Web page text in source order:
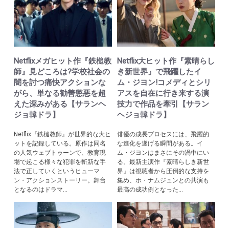
Netflixメガヒット作『鉄槌教
師』見どころは?学校社会の
闇を討つ痛快アクションな
がら、単なる勧善懲悪を超
えた深みがある【サランヘ
ジョ韓ドラ】
Netflix『鉄槌教師』が世界的な大ヒ
ットを記録している。原作は同名
の人気ウェブトゥーンで、教育現
場で起こる様々な犯罪を斬新な手
法で正していくというヒューマ
ン・アクションストーリー。舞台
となるのはドラマ...
Netflix大ヒット作『素晴らし
き新世界』で飛躍したイ
ム・ジヨン!コメディとシリ
アスを自在に行き来する演
技力で作品を牽引【サラン
ヘジョ韓ドラ】
俳優の成長プロセスには、飛躍的
な進化を遂げる瞬間がある。イ
ム・ジヨンはまさにその渦中にい
る。最新主演作『素晴らしき新世
界』は視聴者から圧倒的な支持を
集め、ホ・ナムジュンとの共演も
最高の成功例となった...